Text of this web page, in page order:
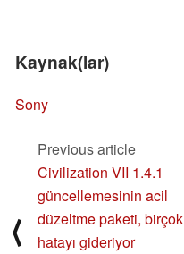
Kaynak(lar)
Sony
⟨
Previous article
Civilization VII 1.4.1
güncellemesinin acil
düzeltme paketi, birçok
hatayı gideriyor